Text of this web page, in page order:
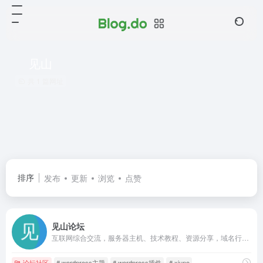
排序 发布 更新 浏览 点赞
见山论坛